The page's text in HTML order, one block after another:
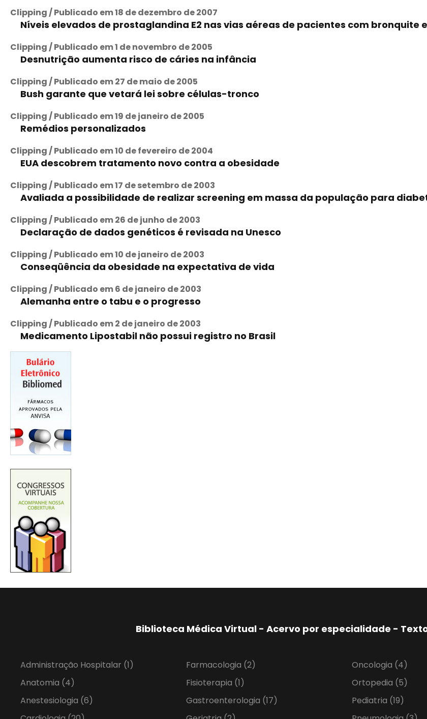
Clipping / Publicado em 18 de dezembro de 2007
Níveis elevados de prostaglandina E2 nas vias aéreas de pacientes com bronquite
Clipping / Publicado em 1 de novembro de 2005
Desnutrição aumenta risco de cáries na infância
Clipping / Publicado em 27 de maio de 2005
Bush garante que vetará lei sobre células-tronco
Clipping / Publicado em 19 de janeiro de 2005
Remédios personalizados
Clipping / Publicado em 10 de fevereiro de 2004
EUA descobrem tratamento novo contra a obesidade
Clipping / Publicado em 17 de setembro de 2003
Avaliada a possibilidade de realizar screening em massa da população para
Clipping / Publicado em 26 de junho de 2003
Declaração de dados genéticos é revisada na Unesco
Clipping / Publicado em 10 de janeiro de 2003
Conseqüência da obesidade na expectativa de vida
Clipping / Publicado em 6 de janeiro de 2003
Alemanha entre o tabu e o progresso
Clipping / Publicado em 2 de janeiro de 2003
Medicamento Lipostabil não possui registro no Brasil
Biblioteca Médica Virtual - Acervo por especialidade -
Administração Hospitalar (1)
Anatomia (4)
Anestesiologia (6)
Farmacologia (2)
Fisioterapia (1)
Gastroenterologia (17)
Oncologia (4)
Ortopedia (5)
Pediatria (19)